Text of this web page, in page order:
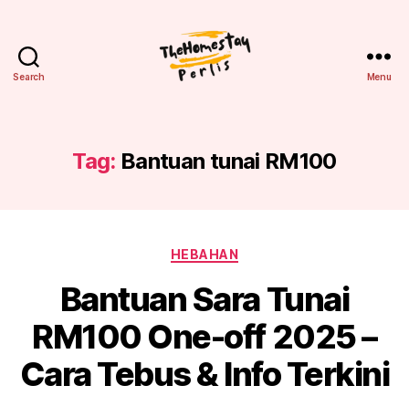
Search Menu
Tag: Bantuan tunai RM100
Categories
HEBAHAN
Bantuan Sara Tunai
RM100 One-off 2025 –
Cara Tebus & Info Terkini